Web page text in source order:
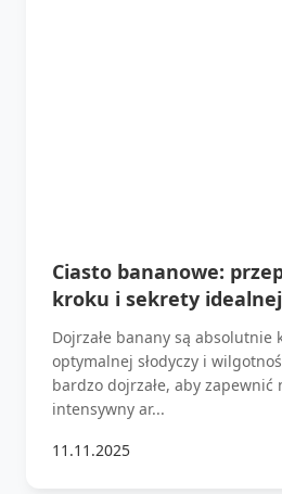
Ciasto bananowe:
kroku i sekrety
Dojrzałe banany są absolutnie
optymalnej słodyczy i
bardzo dojrzałe, aby
intensywny ar...
11.11.2025